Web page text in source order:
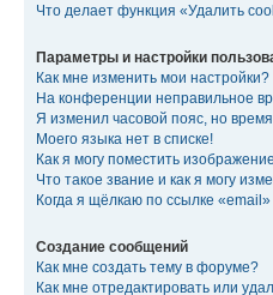
Что делает функция «Удалить
Параметры и настройки
Как мне изменить мои настройки?
На конференции неправильное
Я изменил часовой пояс, но
Моего языка нет в списке!
Как я могу поместить
Что такое звание и как я могу
Когда я щёлкаю по ссылке
Создание сообщений
Как мне создать тему в форуме?
Как мне отредактировать или